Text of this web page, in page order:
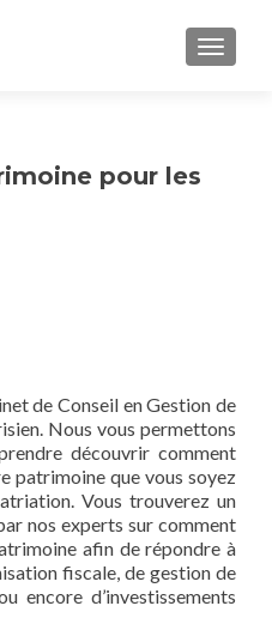
pour les
de Conseil en Gestion de
Nous vous permettons
découvrir comment
patrimoine que vous soyez
Vous trouverez un
nos experts sur comment
afin de répondre à
fiscale, de gestion de
encore d’investissements